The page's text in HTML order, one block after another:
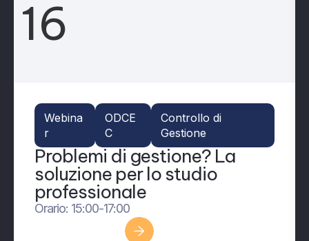
16
Webina
r
ODCE
C
Controllo di
Gestione
Problemi di gestione? La
soluzione per lo studio
professionale
Orario: 15:00-17:00